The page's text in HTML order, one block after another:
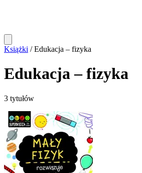
Książki / Edukacja – fizyka
Edukacja – fizyka
3 tytułów